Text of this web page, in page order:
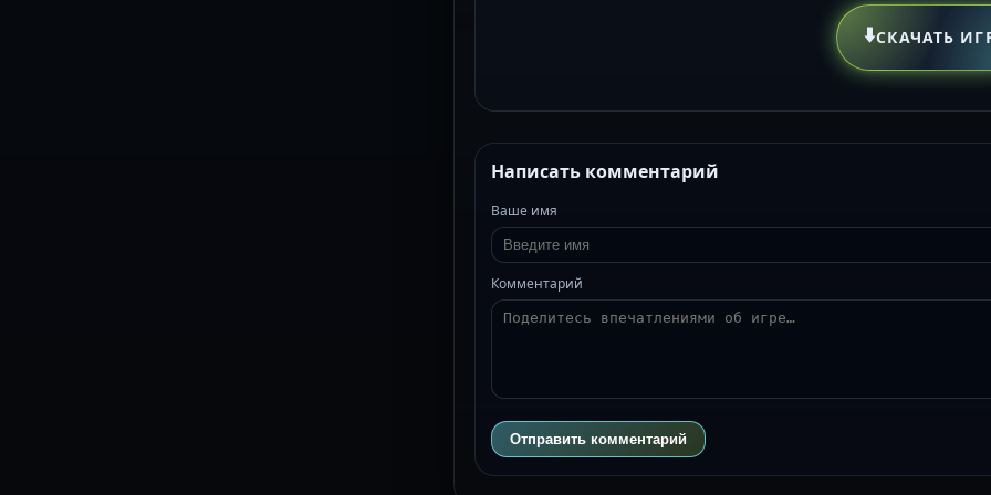
⬇️СКАЧАТЬ
Написать комментарий
Ваше имя
Комментарий
Отправить комментарий